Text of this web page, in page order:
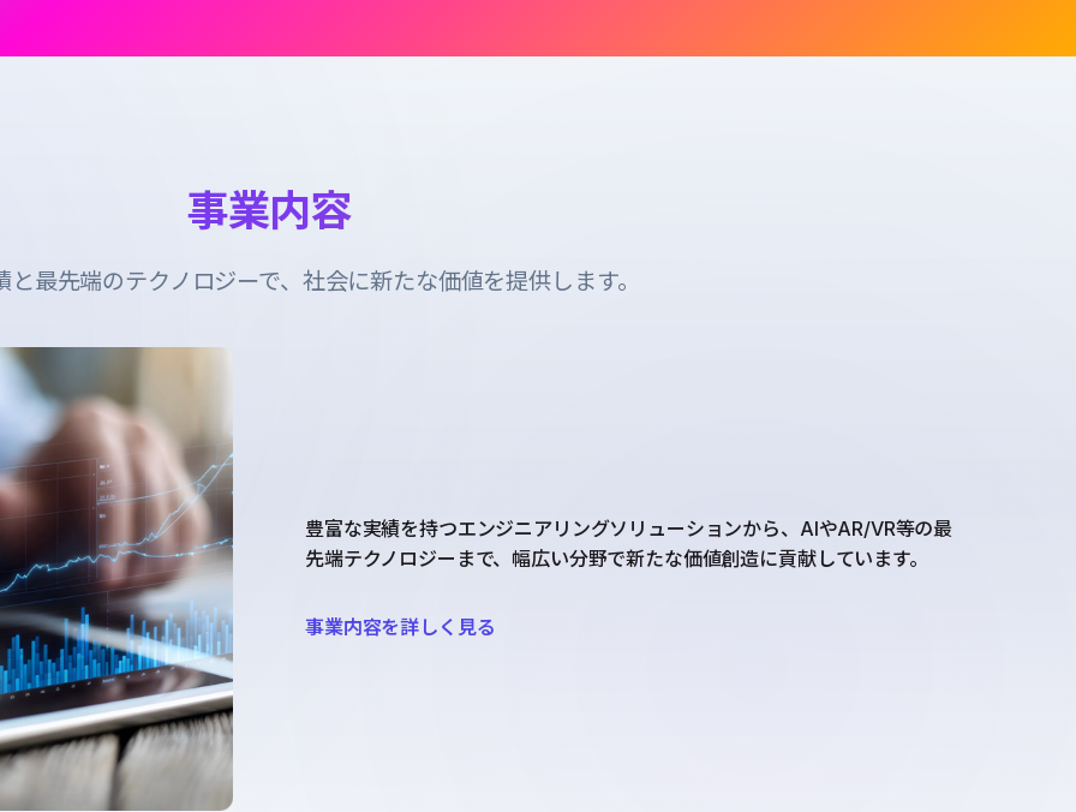
事業内容
と最先端のテクノロジーで、社会に新たな価値を提供します。
豊富な実績を持つエンジニアリングソリューションから、AIやAR/VR等の最
先端テクノロジーまで、幅広い分野で新たな価値創造に貢献しています。
事業内容を詳しく見る